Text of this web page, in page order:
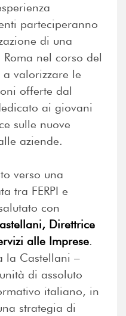
parteciperanno
di una
nel corso del
valorizzare le
offerte dal
ai giovani
sulle nuove
aziende.
verso una
tra FERPI e
con
Direttrice
alle Imprese.
la Castellani –
di assoluto
italiano, in
strategia di